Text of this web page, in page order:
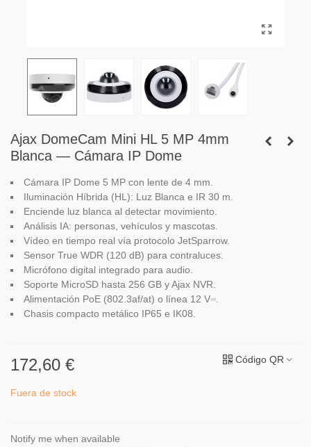
Ajax DomeCam Mini HL 5 MP 4mm
Blanca — Cámara IP Dome
Cámara IP Dome 5 MP con lente de 4 mm.
Iluminación Híbrida (HL): Luz Blanca e IR 30 m.
Enciende luz blanca al detectar movimiento.
Análisis IA: personas, vehículos y mascotas.
Vídeo en tiempo real vía protocolo JetSparrow.
Sensor True WDR (120 dB) para contraluces.
Micrófono digital integrado para audio.
Soporte MicroSD hasta 256 GB y Ajax NVR.
Alimentación PoE (802.3af/at) o línea 12 V⎓.
Chasis compacto metálico IP65 e IK08.
172,60 € Código QR
Fuera de stock
Notify me when available